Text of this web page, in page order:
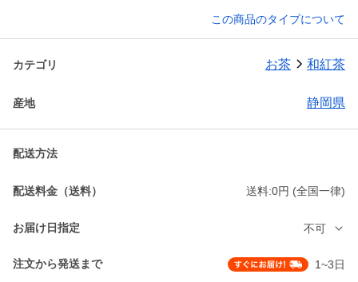
この商品のタイプについて
カテゴリ お茶 和紅茶
産地 静岡県
配送方法
配送料金（送料） 送料:0円 (全国一律)
お届け日指定 不可
注文から発送まで 1~3日